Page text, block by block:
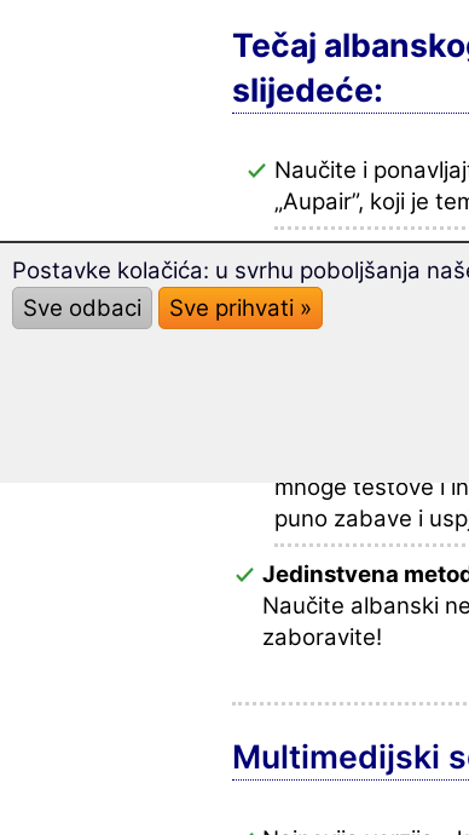
Tečaj
slijedeće:
Naučite i
„Aupair”, koji je
Preko 1900
kompaktne
mnoge testove i
puno zabave i
Jedinstvena
Naučite albanski
zaboravite!
Multimedijski
Postavke kolačića: u svrhu poboljšanja
Sve odbaci
Sve prihvati »